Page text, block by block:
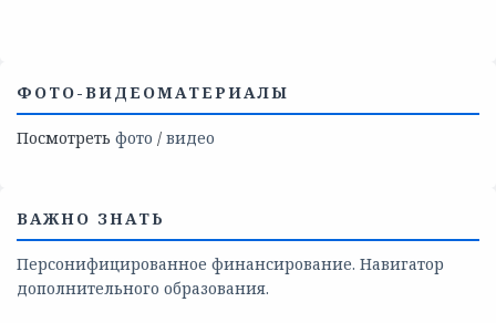
ФОТО-ВИДЕОМАТЕРИАЛЫ
Посмотреть фото / видео
ВАЖНО ЗНАТЬ
Персонифицированное финансирование. Навигатор
дополнительного образования.